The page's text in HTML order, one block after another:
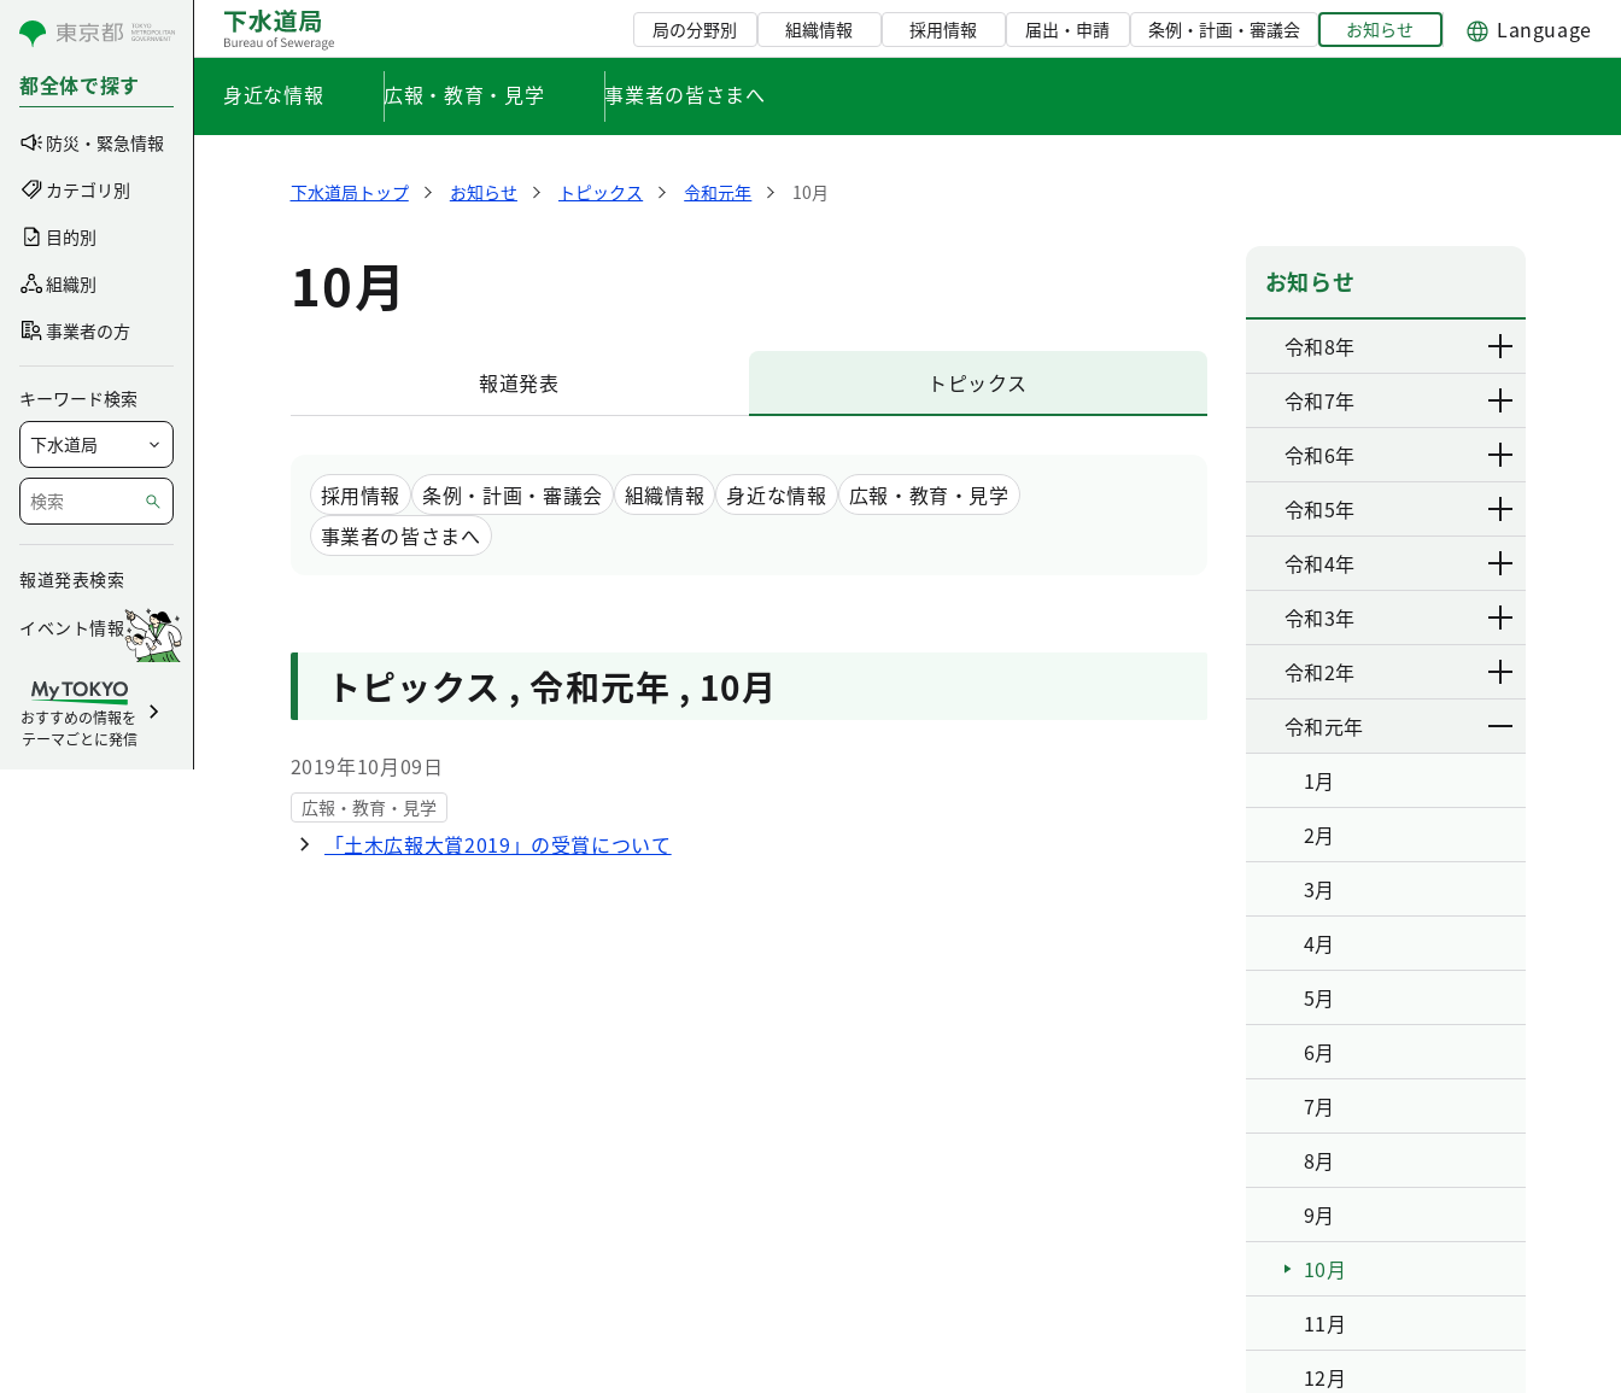
コンテンツにスキップ
都全体で探す
防災・緊急情報
カテゴリ別
目的別
組織別
事業者の方
キーワード検索
報道発表検索
イベント情報
おすすめの情報を
テーマごとに発信
局の分野別 組織情報 採用情報 届出・申請 条例・計画・審議会 お知らせ Language
身近な情報 広報・教育・見学 事業者の皆さまへ
下水道局トップ お知らせ トピックス 令和元年 10月
10月
報道発表 トピックス
採用情報 条例・計画・審議会 組織情報 身近な情報
広報・教育・見学
事業者の皆さまへ
トピックス , 令和元年 , 10月
2019年10月09日
広報・教育・見学
「土木広報大賞2019」の受賞について
お知らせ
令和8年
令和7年
令和6年
令和5年
令和4年
令和3年
令和2年
令和元年
1月
2月
3月
4月
5月
6月
7月
8月
9月
10月
11月
12月